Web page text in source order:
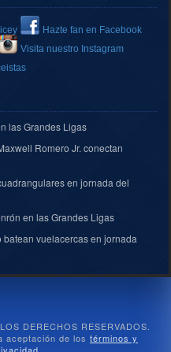
Hazte fan en Facebook
Visita nuestro Instagram
las Grandes Ligas
Romero Jr. conectan
en jornada del
en las Grandes Ligas
batean vuelacercas en jornada
DERECHOS RESERVADOS.
aceptación de los términos y